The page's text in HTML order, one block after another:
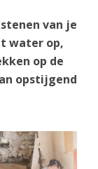
van je
water op,
op de
opstijgend